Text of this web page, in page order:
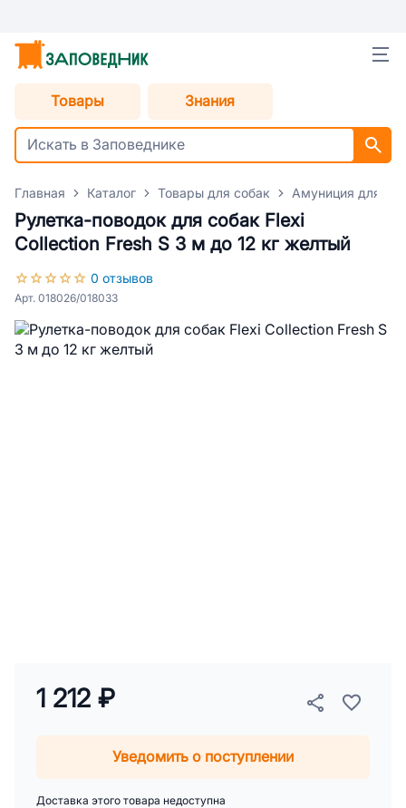
Товары Знания
Главная Каталог Товары для собак Амуниция для
Рулетка-поводок для собак Flexi
Collection Fresh S 3 м до 12 кг желтый
0 отзывов
Арт. 018026/018033
1 212 ₽
Уведомить о поступлении
Доставка этого товара недоступна